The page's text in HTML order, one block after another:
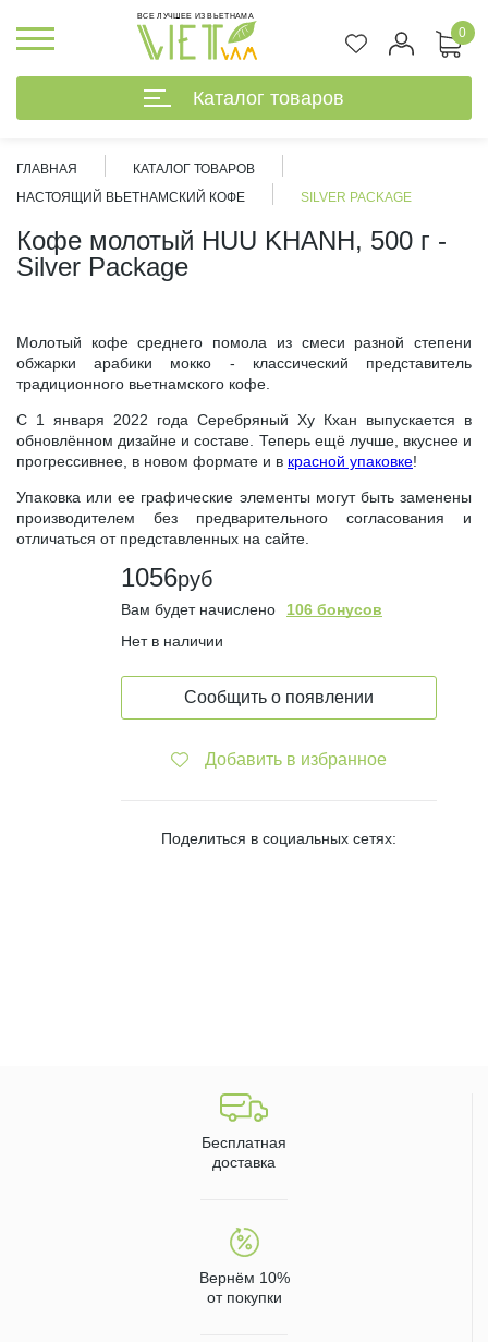
ВСЕ ЛУЧШЕЕ ИЗ ВЬЕТНАМА
0
Каталог товаров
ГЛАВНАЯ
КАТАЛОГ ТОВАРОВ
НАСТОЯЩИЙ ВЬЕТНАМСКИЙ КОФЕ
SILVER PACKAGE
Кофе молотый HUU KHANH, 500 г -
Silver Package
Молотый кофе среднего помола из смеси разной степени
обжарки арабики мокко - классический представитель
традиционного вьетнамского кофе.
C 1 января 2022 года Серебряный Ху Кхан выпускается в
обновлённом дизайне и составе. Теперь ещё лучше, вкуснее и
прогрессивнее, в новом формате и в красной упаковке!
Упаковка или ее графические элементы могут быть заменены
производителем без предварительного согласования и
отличаться от представленных на сайте.
1056руб
Вам будет начислено
106 бонусов
Нет в наличии
Сообщить о появлении
Добавить в избранное
Поделиться в социальных сетях:
Бесплатная
доставка
Вернём 10%
от покупки